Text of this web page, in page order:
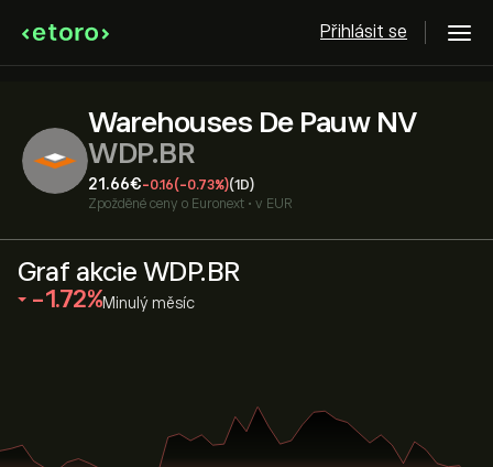
Přihlásit se
Warehouses De Pauw NV
WDP.BR
21.66‎€‎-0.16(-0.73%)(1D)
Zpožděné ceny o Euronext • v EUR
Graf akcie WDP.BR
‎-1.72‎ Minulý měsíc